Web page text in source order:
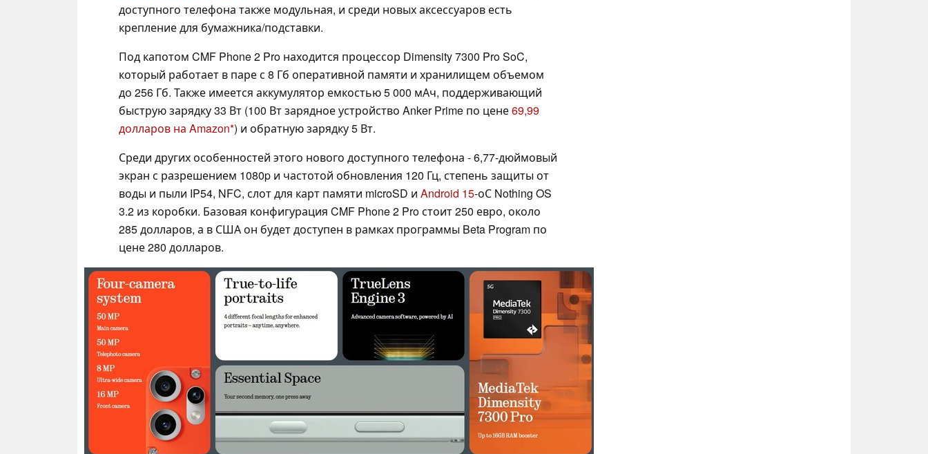
доступного телефона также модульная, и среди новых аксессуаров есть
крепление для бумажника/подставки.
Под капотом CMF Phone 2 Pro находится процессор Dimensity 7300 Pro SoC,
который работает в паре с 8 Гб оперативной памяти и хранилищем объемом
до 256 Гб. Также имеется аккумулятор емкостью 5 000 мАч, поддерживающий
быструю зарядку 33 Вт (100 Вт зарядное устройство Anker Prime по цене69,99
долларов на Amazon ) и обратную зарядку 5 Вт.
Среди других особенностей этого нового доступного телефона - 6,77-дюймовый
экран с разрешением 1080p и частотой обновления 120 Гц, степень защиты от
воды и пыли IP54, NFC, слот для карт памяти microSD и Android 15-оС Nothing OS
3.2 из коробки. Базовая конфигурация CMF Phone 2 Pro стоит 250 евро, около
285 долларов, а в США он будет доступен в рамках программы Beta Program по
цене 280 долларов.